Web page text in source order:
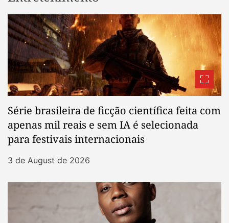
Série brasileira de ficção científica feita com
apenas mil reais e sem IA é selecionada
para festivais internacionais
3 de August de 2026